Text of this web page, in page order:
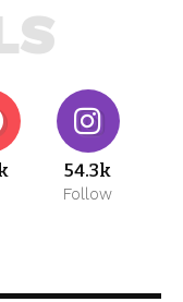
54.3k
Follow